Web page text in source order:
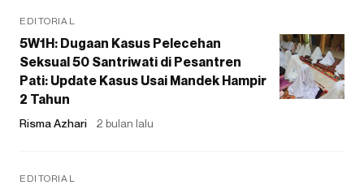
EDITORIAL
5W1H: Dugaan Kasus Pelecehan
Seksual 50 Santriwati di Pesantren
Pati: Update Kasus Usai Mandek Hampir
2 Tahun
Risma Azhari 2 bulan lalu
EDITORIAL